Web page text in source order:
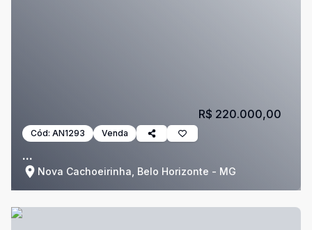
Cód: AN1293 Venda
...
Nova Cachoeirinha, Belo Horizonte - MG
R$ 220.000,00